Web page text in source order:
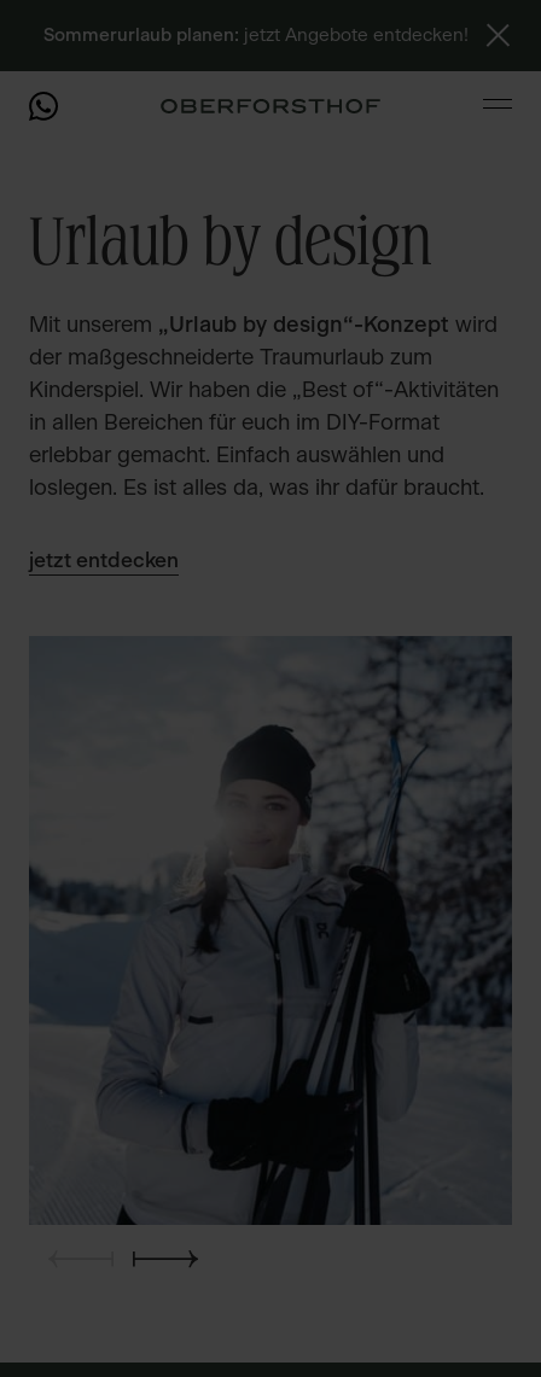
Sommerurlaub planen: jetzt Angebote entdecken!
Sôha Club
Urlaub by design
Mit unserem „Urlaub by design“-Konzept wird
der maßgeschneiderte Traumurlaub zum
Kinderspiel. Wir haben die „Best of“-Aktivitäten
in allen Bereichen für euch im DIY-Format
erlebbar gemacht. Einfach auswählen und
loslegen. Es ist alles da, was ihr dafür braucht.
jetzt entdecken